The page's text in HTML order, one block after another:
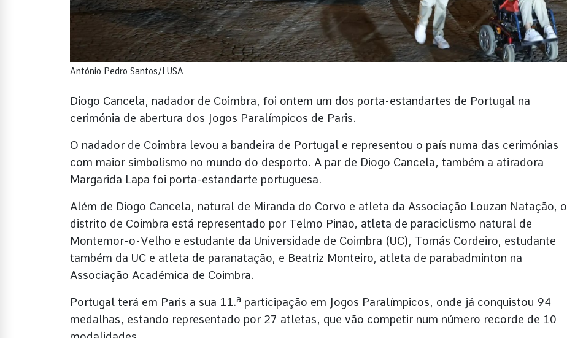
António Pedro Santos/LUSA
Diogo Cancela, nadador de Coimbra, foi ontem um dos porta-estandartes de Portugal na
cerimónia de abertura dos Jogos Paralímpicos de Paris.
O nadador de Coimbra levou a bandeira de Portugal e representou o país numa das cerimónias
com maior simbolismo no mundo do desporto. A par de Diogo Cancela, também a atiradora
Margarida Lapa foi porta-estandarte portuguesa.
Além de Diogo Cancela, natural de Miranda do Corvo e atleta da Associação Louzan Natação, o
distrito de Coimbra está representado por Telmo Pinão, atleta de paraciclismo natural de
Montemor-o-Velho e estudante da Universidade de Coimbra (UC), Tomás Cordeiro, estudante
também da UC e atleta de paranatação, e Beatriz Monteiro, atleta de parabadminton na
Associação Académica de Coimbra.
Portugal terá em Paris a sua 11.ª participação em Jogos Paralímpicos, onde já conquistou 94
medalhas, estando representado por 27 atletas, que vão competir num número recorde de 10